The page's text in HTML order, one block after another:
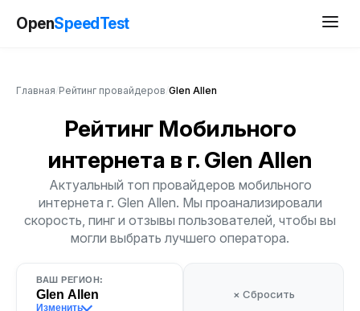
OpenSpeedTest
Главная Рейтинг провайдеров Glen Allen
Рейтинг Мобильного
интернета в г. Glen Allen
Актуальный топ провайдеров мобильного
интернета г. Glen Allen. Мы проанализировали
скорость, пинг и отзывы пользователей, чтобы вы
могли выбрать лучшего оператора.
ВАШ РЕГИОН:
Glen Allen
Изменить
× Сбросить